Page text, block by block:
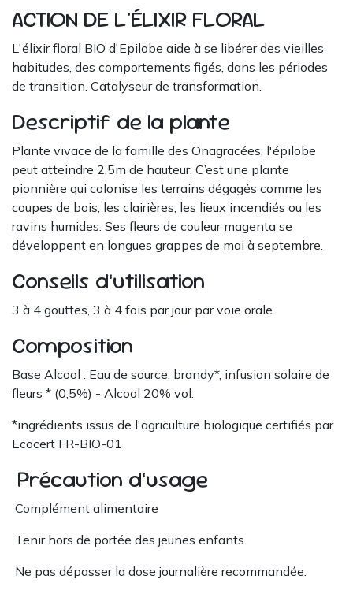
ACTION DE L'ÉLIXIR FLORAL
L'élixir floral BIO d'Epilobe aide à se libérer des vieilles
habitudes, des comportements figés, dans les périodes
de transition. Catalyseur de transformation.
Descriptif de la plante
Plante vivace de la famille des Onagracées, l'épilobe
peut atteindre 2,5m de hauteur. C’est une plante
pionnière qui colonise les terrains dégagés comme les
coupes de bois, les clairières, les lieux incendiés ou les
ravins humides. Ses fleurs de couleur magenta se
développent en longues grappes de mai à septembre.
Conseils d’utilisation
3 à 4 gouttes, 3 à 4 fois par jour par voie orale
Composition
Base Alcool : Eau de source, brandy*, infusion solaire de
fleurs * (0,5%) - Alcool 20% vol.
*ingrédients issus de l'agriculture biologique certifiés par
Ecocert FR-BIO-01
Précaution d’usage
Complément alimentaire
Tenir hors de portée des jeunes enfants.
Ne pas dépasser la dose journalière recommandée.